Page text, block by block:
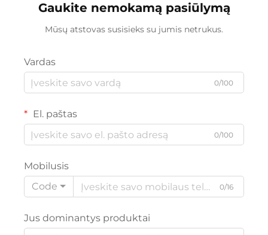
Gaukite nemokamą pasiūlymą
Mūsų atstovas susisieks su jumis netrukus.
Vardas
0/100
El. paštas
0/100
Mobilusis
Code
0/16
Jus dominantys produktai